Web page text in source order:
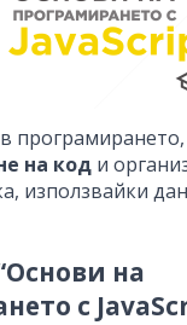
програмирането,
на коди
използвайки
на
с